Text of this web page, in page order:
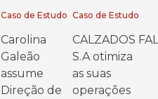
Caso de Estudo
Carolina
Galeão
assume
Direção de
Caso de Estudo
CALZADOS FAL
S.A otimiza
as suas
operações